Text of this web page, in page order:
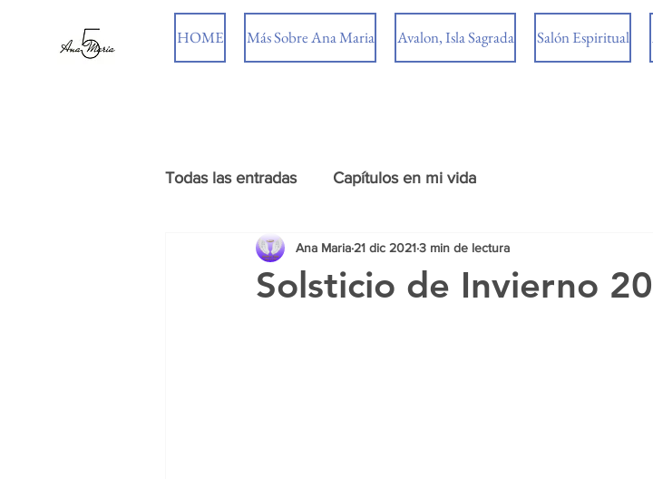
HOME Más Sobre Ana Maria Avalon, Isla Sagrada Salón Espiritual
Todas las entradas Capítulos en mi vida
Solsticio de Invierno
Ana Maria21 dic 20213 min de lectura